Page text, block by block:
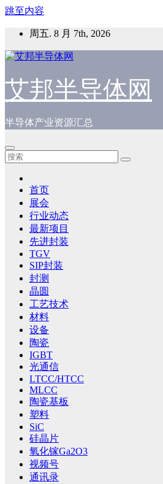
跳至内容
周五. 8 月 7th, 2026
艾邦半导体网
半导体产业资源汇总
首页
展会
行业动态
最新项目
先进封装
TGV
SIP封装
封测
晶圆
工艺技术
材料
设备
陶瓷
IGBT
光通信
LTCC/HTCC
MLCC
陶瓷基板
塑料
SiC
硅晶片
氧化镓Ga2O3
视频号
通讯录